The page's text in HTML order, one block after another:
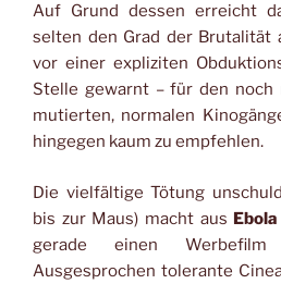
Auf Grund dessen erreicht
selten den Grad der Brutalität
vor einer expliziten
Stelle gewarnt – für den
mutierten, normalen
hingegen kaum zu empfehlen.
Die vielfältige Tötung
bis zur Maus) macht aus
gerade einen Werbefilm
Ausgesprochen tolerante